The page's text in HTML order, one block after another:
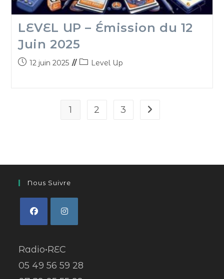
LEVEL UP – Émission du 12
Juin 2025
12 juin 2025 Level Up
1 2 3
Nous Suivre
Radio•REC
05 49 56 59 28